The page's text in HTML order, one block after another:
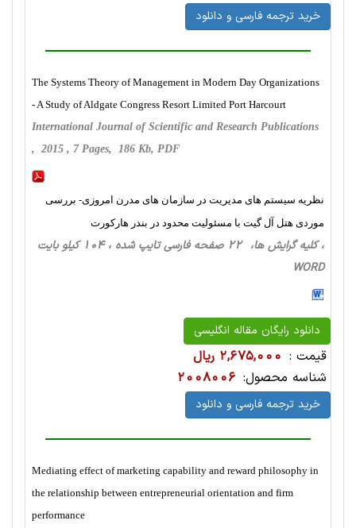
خرید ترجمه فارسی و دانلود
The Systems Theory of Management in Modern Day Organizations
- A Study of Aldgate Congress Resort Limited Port Harcourt
International Journal of Scientific and Research Publications
, 2015 , 7 Pages, 186 Kb, PDF
نظریه سیستم های مدیریت در سازمان های مدرن امروزی- بررسی
موردی هتل آل گیت با مسئولیت محدود در بندر هارکورت
، کلیه گرایش ها، 22 صفحه فارسی تایپ شده ، 104 کیلو بایت
WORD
دانلود رایگان مقاله انگلیسی
قیمت : 2,675,000 ریال
شناسه محصول: 2008006
خرید ترجمه فارسی و دانلود
Mediating effect of marketing capability and reward philosophy in
the relationship between entrepreneurial orientation and firm
performance